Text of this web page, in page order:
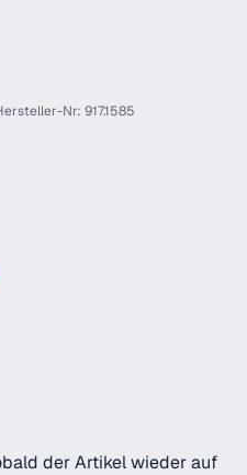
Nr: 917.1585
verfügbar.)
der Artikel wieder auf